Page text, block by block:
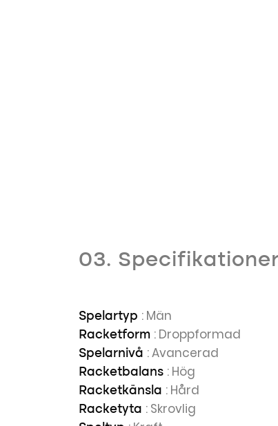
03. Specifikationer
Spelartyp : Män
Racketform : Droppformad
Spelarnivå : Avancerad
Racketbalans : Hög
Racketkänsla : Hård
Racketyta : Skrovlig